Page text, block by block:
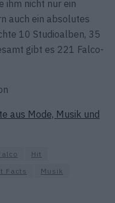
ihm nicht nur ein
auch ein absolutes
10 Studioalben, 35
gibt es 221 Falco-
aus Mode, Musik und
Hit
Facts
Musik